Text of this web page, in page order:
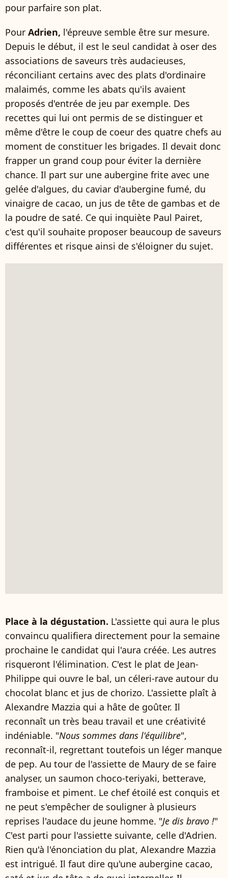
pour parfaire son plat.
Pour Adrien, l'épreuve semble être sur mesure.
Depuis le début, il est le seul candidat à oser des
associations de saveurs très audacieuses,
réconciliant certains avec des plats d'ordinaire
malaimés, comme les abats qu'ils avaient
proposés d'entrée de jeu par exemple. Des
recettes qui lui ont permis de se distinguer et
même d'être le coup de coeur des quatre chefs au
moment de constituer les brigades. Il devait donc
frapper un grand coup pour éviter la dernière
chance. Il part sur une aubergine frite avec une
gelée d'algues, du caviar d'aubergine fumé, du
vinaigre de cacao, un jus de tête de gambas et de
la poudre de saté. Ce qui inquiète Paul Pairet,
c'est qu'il souhaite proposer beaucoup de saveurs
différentes et risque ainsi de s'éloigner du sujet.
Place à la dégustation. L'assiette qui aura le plus
convaincu qualifiera directement pour la semaine
prochaine le candidat qui l'aura créée. Les autres
risqueront l'élimination. C'est le plat de Jean-
Philippe qui ouvre le bal, un céleri-rave autour du
chocolat blanc et jus de chorizo. L'assiette plaît à
Alexandre Mazzia qui a hâte de goûter. Il
reconnaît un très beau travail et une créativité
indéniable. "Nous sommes dans l'équilibre",
reconnaît-il, regrettant toutefois un léger manque
de pep. Au tour de l'assiette de Maury de se faire
analyser, un saumon choco-teriyaki, betterave,
framboise et piment. Le chef étoilé est conquis et
ne peut s'empêcher de souligner à plusieurs
reprises l'audace du jeune homme. "Je dis bravo !"
C'est parti pour l'assiette suivante, celle d'Adrien.
Rien qu'à l'énonciation du plat, Alexandre Mazzia
est intrigué. Il faut dire qu'une aubergine cacao,